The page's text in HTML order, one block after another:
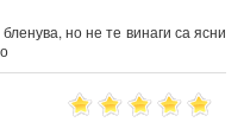
но не те винаги са ясни